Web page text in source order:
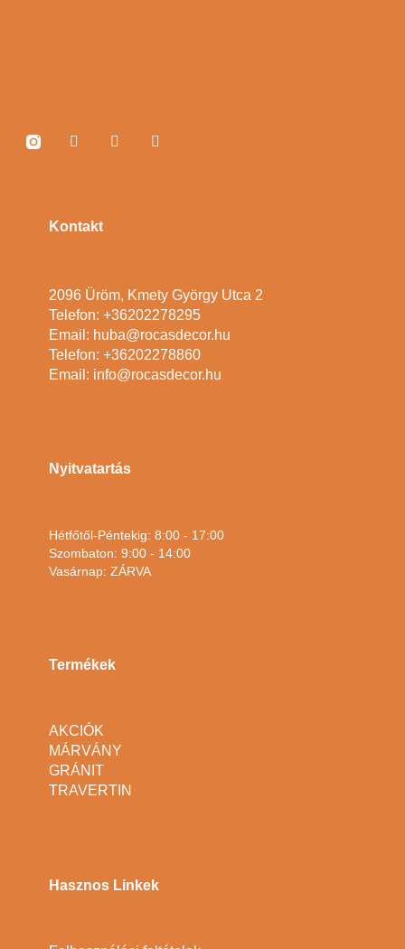
Kontakt
2096 Üröm, Kmety György Utca 2
Telefon: +36202278295
Email: huba@rocasdecor.hu
Telefon: +36202278860
Email: info@rocasdecor.hu
Nyitvatartás
Hétfőtől-Péntekig: 8:00 - 17:00
Szombaton: 9:00 - 14:00
Vasárnap: ZÁRVA
Termékek
AKCIÓK
MÁRVÁNY
GRÁNIT
TRAVERTIN
Hasznos Linkek